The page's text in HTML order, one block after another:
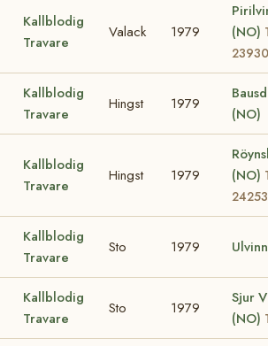
Kallblodig
Travare
Valack 1979
(NO)
23930
Kallblodig
Travare
Hingst 1979
(NO)
Kallblodig
Travare
Hingst 1979
(NO)
24253
Kallblodig
Travare
Sto 1979
Kallblodig
Travare
Sto 1979
Sjur
(NO)